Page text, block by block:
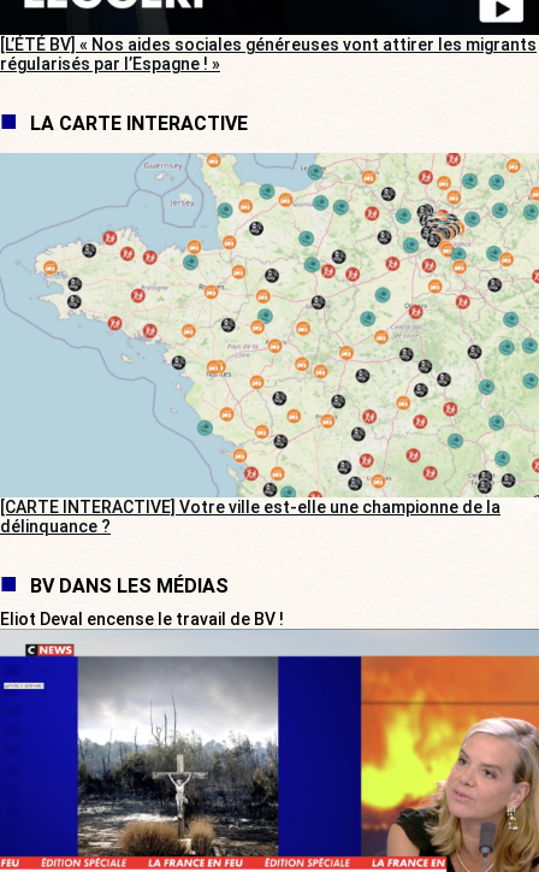
[L’ÉTÉ BV] « Nos aides sociales généreuses vont attirer les migrants
régularisés par l’Espagne ! »
LA CARTE INTERACTIVE
[CARTE INTERACTIVE] Votre ville est-elle une championne de la
délinquance ?
BV DANS LES MÉDIAS
Eliot Deval encense le travail de BV !